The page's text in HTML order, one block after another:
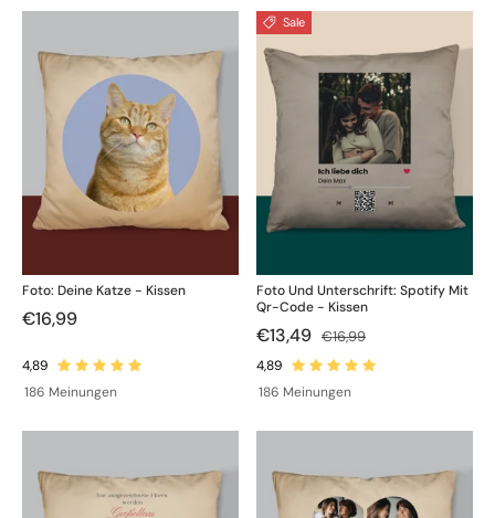
Foto: Deine Katze - Kissen
€16,99
186 Meinungen
Sale
Foto Und Unterschrift: Spotify Mit
Qr-Code - Kissen
€13,49 €16,99
186 Meinungen